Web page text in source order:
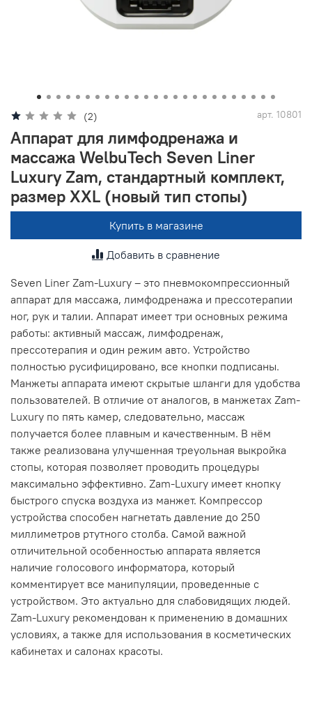
product-preview__area-bottom
(2) арт. 10801
Аппарат для лимфодренажа и
массажа WelbuTech Seven Liner
Luxury Zam, стандартный комплект,
размер XXL (новый тип стопы)
Купить в магазине
Добавить в сравнение
Seven Liner Zam-Luxury – это пневмокомпрессионный
аппарат для массажа, лимфодренажа и прессотерапии
ног, рук и талии. Аппарат имеет три основных режима
работы: активный массаж, лимфодренаж,
прессотерапия и один режим авто. Устройство
полностью русифицировано, все кнопки подписаны.
Манжеты аппарата имеют скрытые шланги для удобства
пользователей. В отличие от аналогов, в манжетах Zam-
Luxury по пять камер, следовательно, массаж
получается более плавным и качественным. В нём
также реализована улучшенная треуольная выкройка
стопы, которая позволяет проводить процедуры
максимально эффективно. Zam-Luxury имеет кнопку
быстрого спуска воздуха из манжет. Компрессор
устройства способен нагнетать давление до 250
миллиметров ртутного столба. Самой важной
отличительной особенностью аппарата является
наличие голосового информатора, который
комментирует все манипуляции, проведенные с
устройством. Это актуально для слабовидящих людей.
Zam-Luxury рекомендован к применению в домашних
условиях, а также для использования в косметических
кабинетах и салонах красоты.